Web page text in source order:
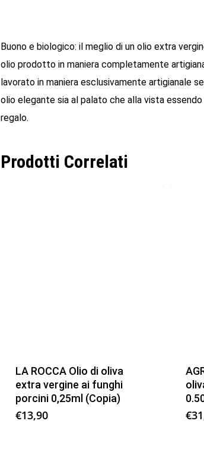
Buono e biologico: il meglio di un olio extra
olio prodotto in maniera completamente
lavorato in maniera esclusivamente artigianale
olio elegante sia al palato che alla vista
regalo.
Prodotti Correlati
LA ROCCA Olio di oliva
extra vergine ai funghi
porcini 0,25ml (Copia)
€13,90 €